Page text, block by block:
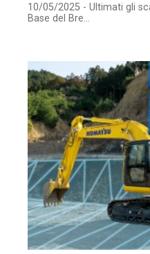
10/05/2025 - Ultimati gli
Base del Bre...